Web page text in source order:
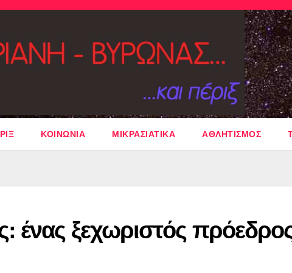
ΚΟΙΝΩΝΙΑ ΜΙΚΡΑΣΙΑΤΙΚΑ ΑΘΛΗΤΙΣΜΟΣ
ένας ξεχωριστός